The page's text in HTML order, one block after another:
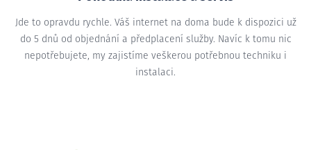
Jde to opravdu rychle. Váš internet na doma bude k dispozici už
do 5 dnů od objednání a předplacení služby. Navíc k tomu nic
nepotřebujete, my zajistíme veškerou potřebnou techniku i
instalaci.